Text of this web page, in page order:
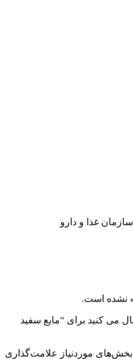
و دارو
است.
برای “مایع سفید
موردنیاز علامت‌گذاری